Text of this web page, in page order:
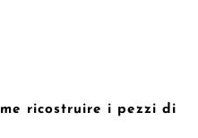
ricostruire i pezzi di